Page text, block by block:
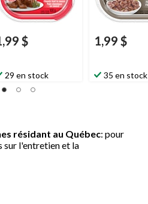
$
29 en stock
1,99 $
35 en stock
résidant au Québec: pour
sur l'entretien et la